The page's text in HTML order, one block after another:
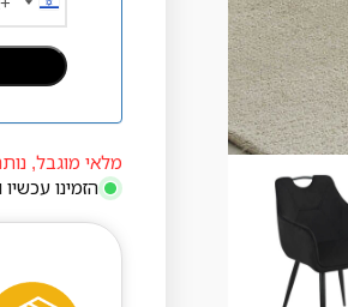
Israel
מלאי מוגבל, נותרו רק 7
הזמינו